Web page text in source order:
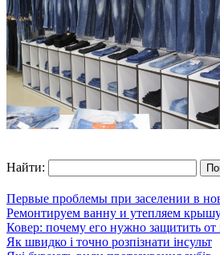
Найти:
Первые проблемы при заселении в
Ремонтируем ванну и утепляем
Ковер: почему его нужно защитить от
Як швидко і точно розпізнати інсульт